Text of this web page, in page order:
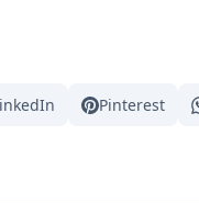
Pinterest